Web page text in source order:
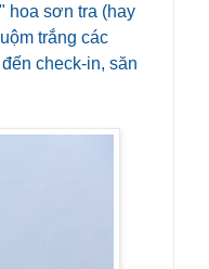
hoa sơn tra (hay
trắng các
check-in, săn